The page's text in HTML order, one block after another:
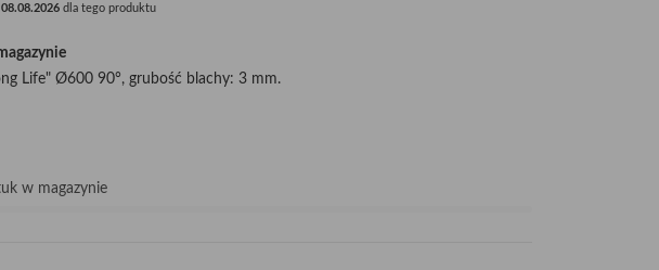
08.08.2026 dla tego produktu
Life" Ø600 90°, grubość blachy: 3 mm.
w magazynie